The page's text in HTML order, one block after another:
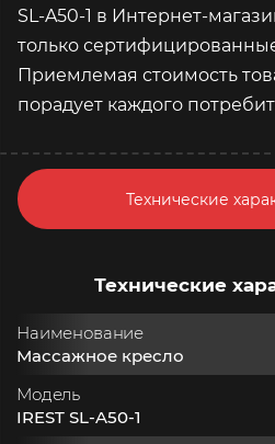
SL-A50-1 в Интернет-
только
Приемлемая стоимость
порадует каждого
Технические
Технические
Наименование
Массажное кресло
Модель
IREST SL-A50-1